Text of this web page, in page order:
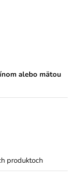
alebo mätou
produktoch